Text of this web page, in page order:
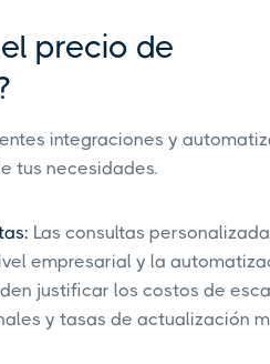
precio de
integraciones y
tus necesidades.
Las consultas
empresarial y la
justificar los costos de
y tasas de actualización